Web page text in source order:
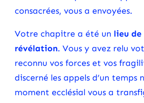
consacrées, vous a envoyées.
Votre chapitre a été un lieu
révélation. Vous y avez relu
reconnu vos forces et vos
discerné les appels d’un temps
moment ecclésial vous a